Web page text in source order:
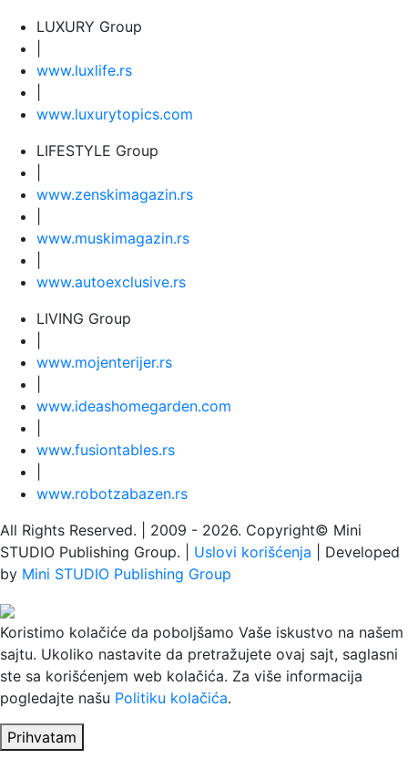
LUXURY Group
www.luxlife.rs
www.luxurytopics.com
LIFESTYLE Group
www.zenskimagazin.rs
www.muskimagazin.rs
www.autoexclusive.rs
LIVING Group
www.mojenterijer.rs
www.ideashomegarden.com
www.fusiontables.rs
www.robotzabazen.rs
All Rights Reserved. | 2009 - 2026. Copyright© Mini
STUDIO Publishing Group. | Uslovi korišćenja | Developed
by Mini STUDIO Publishing Group
Koristimo kolačiće da poboljšamo Vaše iskustvo na našem
sajtu. Ukoliko nastavite da pretražujete ovaj sajt, saglasni
ste sa korišćenjem web kolačića. Za više informacija
pogledajte našu Politiku kolačića.
Prihvatam